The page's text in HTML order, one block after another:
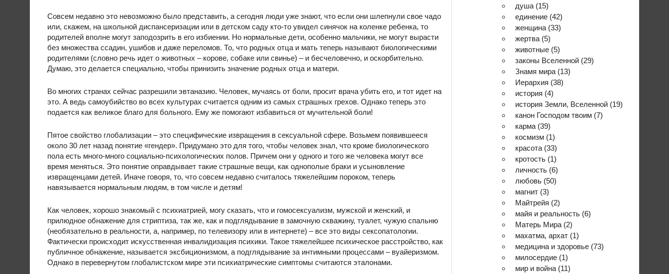
Совсем недавно это невозможно было представить, а сегодня люди уже знают, что если они шлепнули свое чадо
или, скажем, на школьной диспансеризации или в детском саду кто-то увидел синячок на коленке ребенка, то
родителей вполне могут заподозрить в его избиении. Но нормальные дети, особенно мальчики, не могут вырасти
без множества ссадин, ушибов и даже переломов. То, что родных отца и мать теперь называют биологическими
родителями (словно речь идет о животных – корове, собаке или свинье) – и бесчеловечно, и оскорбительно.
Думаю, это делается специально, чтобы принизить значение родных отца и матери.
Во многих странах сейчас разрешили эвтаназию. Человек, мучаясь от боли, просит врача убить его, и тот идет на
это. А ведь самоубийство во всех культурах считается одним из самых страшных грехов. Однако теперь это
подается как великое благо для больного. Ему же помогают избавиться от мучительной боли!
Пятое свойство глобализации – это специфические извращения в сексуальной сфере. Возьмем появившееся
около 30 лет назад понятие «гендер». Придумано это для того, чтобы человек знал, что кроме биологического
пола есть много-много социально-психологических полов. Причем они у одного и того же человека могут все
время меняться. Это понятие оправдывает такие страшные вещи, как однополые браки и усыновление
извращенцами детей. Иначе говоря, то, что совсем недавно считалось тяжелейшим пороком, теперь
навязывается нормальным людям, в том числе и детям!
Как человек, хорошо знакомый с психиатрией, могу сказать, что и гомосексуализм, мужской и женский, и
прилюдное обнажение для стриптиза, так же, как и подглядывание в замочную скважину, туалет, чужую спальню
(необязательно в реальности, а, например, по телевизору или в интернете) – все это виды сексопатологии.
Фактически происходит искусственная инвалидизация психики. Такое тяжелейшее психическое расстройство, как
публичное обнажение, называется эксбиционизмом, а подглядывание за интимными процессами – вуайеризмом.
Однако в перевернутом глобалистском мире эти психиатрические симптомы считаются эталонами.
душа (15)
единение (42)
женщина (33)
жертва (5)
животные (5)
законы Вселенной (29)
Знамя мира (13)
Иерархия (38)
история (4)
история Земли, Вселенной (19)
канон Господом твоим (7)
карма (39)
космизм (1)
красота (33)
кротость (1)
личность (6)
любовь (50)
магнит (3)
Майтрейя (2)
майя и реальность (6)
Матерь Мира (2)
махатма, архат (1)
медицина и здоровье (73)
милосердие (1)
мир и война (11)